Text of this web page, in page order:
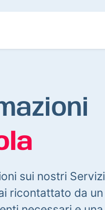
sui nostri Servizi
ricontattato da un